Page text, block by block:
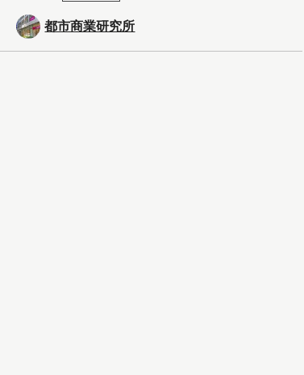
都市商業研究所